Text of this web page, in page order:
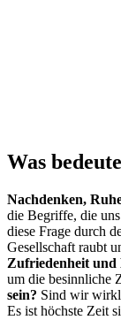
Was
Nachdenken,
die Begriffe, die
diese Frage durch
Gesellschaft raubt
Zufriedenheit
um die besinnliche
sein? Sind wir
Es ist höchste Zeit